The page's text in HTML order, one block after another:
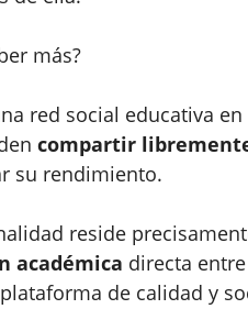
más?
red social educativa
compartir
su rendimiento.
reside
académica directa
de calidad y